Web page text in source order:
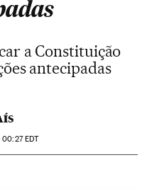
a Constituição
antecipadas
00:27EDT
Sociales